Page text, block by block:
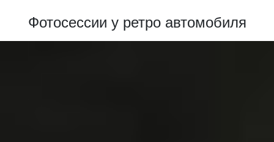
Фотосессии у ретро автомобиля